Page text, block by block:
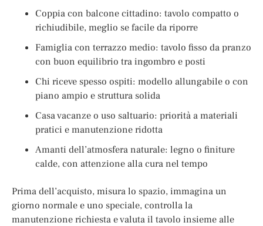
Coppia con balcone cittadino: tavolo compatto o
richiudibile, meglio se facile da riporre
Famiglia con terrazzo medio: tavolo fisso da pranzo
con buon equilibrio tra ingombro e posti
Chi riceve spesso ospiti: modello allungabile o con
piano ampio e struttura solida
Casa vacanze o uso saltuario: priorità a materiali
pratici e manutenzione ridotta
Amanti dell’atmosfera naturale: legno o finiture
calde, con attenzione alla cura nel tempo
Prima dell’acquisto, misura lo spazio, immagina un
giorno normale e uno speciale, controlla la
manutenzione richiesta e valuta il tavolo insieme alle